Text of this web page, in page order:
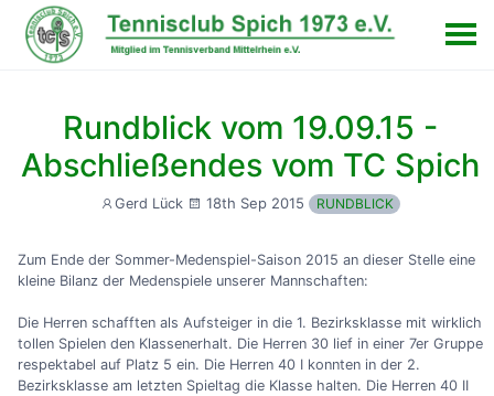
Rundblick vom 19.09.15 -
Abschließendes vom TC Spich
Gerd Lück 18th Sep 2015 RUNDBLICK
Zum Ende der Sommer-Medenspiel-Saison 2015 an dieser Stelle eine
kleine Bilanz der Medenspiele unserer Mannschaften:
Die Herren schafften als Aufsteiger in die 1. Bezirksklasse mit wirklich
tollen Spielen den Klassenerhalt. Die Herren 30 lief in einer 7er Gruppe
respektabel auf Platz 5 ein. Die Herren 40 I konnten in der 2.
Bezirksklasse am letzten Spieltag die Klasse halten. Die Herren 40 II